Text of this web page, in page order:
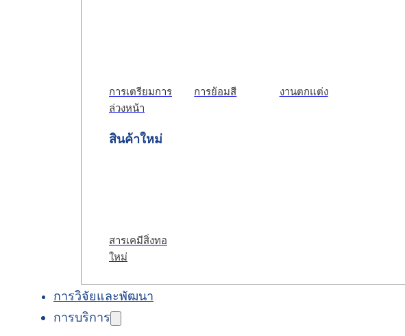
การเตรียมการ
ล่วงหน้า
การย้อมสี งานตกแต่ง
สินค้าใหม่
สารเคมีสิ่งทอ
ใหม่
การวิจัยและพัฒนา
การบริการ